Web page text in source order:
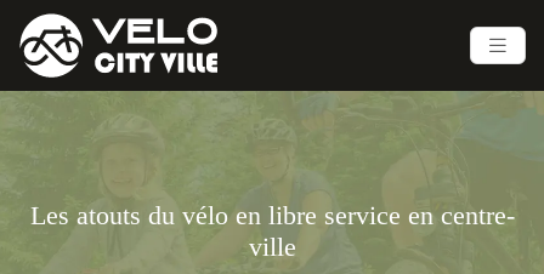
Les atouts du vélo en libre service en centre-
ville